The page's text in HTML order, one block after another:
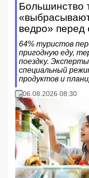
Большинство
ведро» перед
64% туристов
пригодную еду,
поездку.
специальный
продуктов и
06.08.2026 08:30